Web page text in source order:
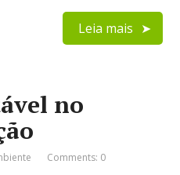
Leia mais
no
Comments: 0